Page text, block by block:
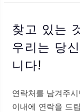
찾고 있는
우리는 당
니다!
연락처를 남겨주
이내에 연락을 드